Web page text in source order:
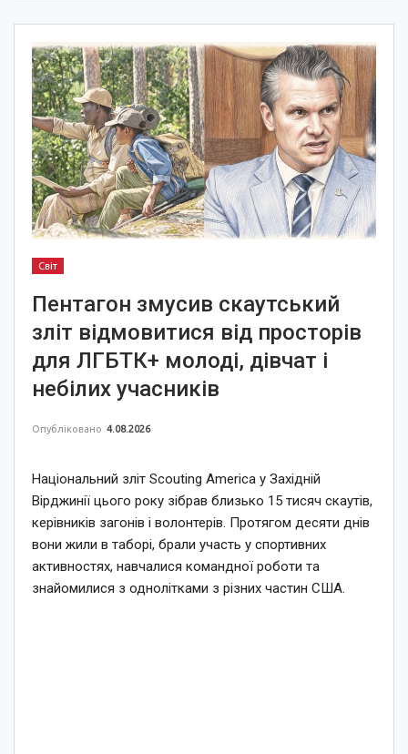
Світ
Пентагон змусив скаутський
зліт відмовитися від просторів
для ЛГБТК+ молоді, дівчат і
небілих учасників
Опубліковано 4.08.2026
Національний зліт Scouting America у Західній
Вірджинії цього року зібрав близько 15 тисяч скаутів,
керівників загонів і волонтерів. Протягом десяти днів
вони жили в таборі, брали участь у спортивних
активностях, навчалися командної роботи та
знайомилися з однолітками з різних частин США.